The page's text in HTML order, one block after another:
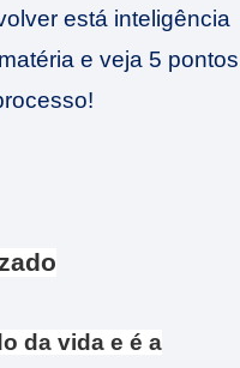
está inteligência
e veja 5 pontos
da vida e é a